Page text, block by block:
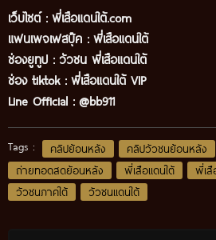
เว็บไซต์ : พี่เสือแดนใต้.com
แฟนเพจเฟสบุ๊ค : พี่เสือแดนใต้
ช่องยูทูป : วัวชน พี่เสือแดนใต้
ช่อง tiktok : พี่เสือแดนใต้ VIP
Line Official : @bb911
Tags : คลิปย้อนหลัง คลิปวัวชนย้อนหลัง
ถ่ายทอดสดย้อนหลัง
พี่เสือแดนใต้
พี่เสื
วัวชนภาคใต้
วัวชนแดนใต้